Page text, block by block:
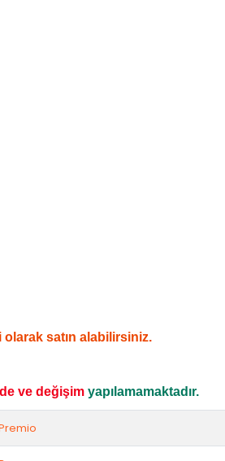
satın alabilirsiniz.
ve değişim yapılamamaktadır.